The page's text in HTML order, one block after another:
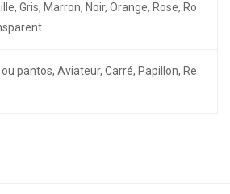
Gris, Marron, Noir, Orange, Rose, Ro
pantos, Aviateur, Carré, Papillon, Re